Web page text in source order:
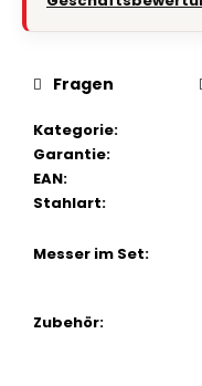
Garantie:
EAN:
Stahlart